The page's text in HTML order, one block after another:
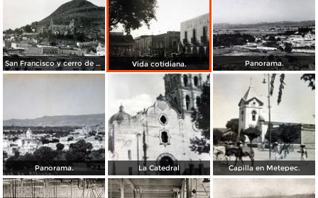
San Francisco y cerro de San Miguel. Vida cotidiana. Panorama.
Panorama. La Catedral Capilla en Metepec.